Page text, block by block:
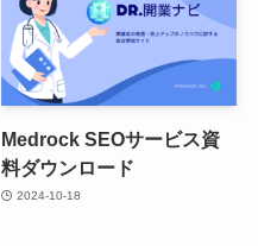
Medrock SEOサービス資
料ダウンロード
2024-10-18